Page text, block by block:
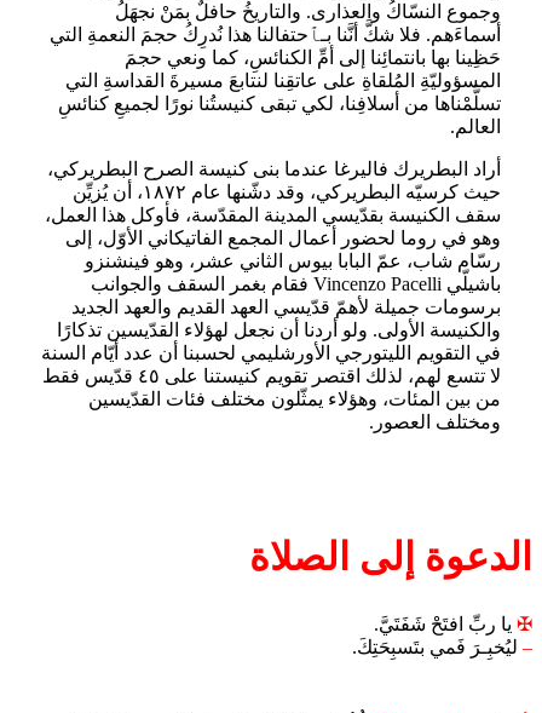
وجموع النسّاكُ والعذارى. والتاريخُ حافلٌ بمَنْ نجهَلُ
أسماءَهم. فلا شكَّ أنَّنا بـﭑحتفالنا هذا نُدرِكُ حجمَ النعمةِ التي
حَظِينا بها بانتمائِنا إلى أمِّ الكنائسِ، كما ونعي حجمَ
المسؤوليّةِ المُلقاةِ على عاتقِنا لنتابعَ مسيرةَ القداسةِ التي
تسلَّمْناها من أسلافِنا، لكي تبقى كنيستُنا نورًا لجميعِ كنائسِ
العالم.
أراد البطريرك فاليرغا عندما بنى كنيسة الصرح البطريركي،
حيث كرسيّه البطريركي، وقد دشّنها عام ١٨٧٢، أن يُزيِّن
سقف الكنيسة بقدّيسي المدينة المقدّسة، فأوكل هذا العمل،
وهو في روما لحضور أعمال المجمع الفاتيكاني الأوّل، إلى
رسّام شاب، عمّ البابا بيوس الثاني عشر، وهو فينشنزو
باشيلّي Vincenzo Pacelli فقام بغمر السقف والجوانب
برسومات جميلة لأهمّ قدّيسي العهد القديم والعهد الجديد
والكنيسة الأولى. ولو أردنا أن نجعل لهؤلاء القدّيسين تذكارًا
في التقويم الليتورجي الأورشليمي لحسبنا أن عدد أيّام السنة
لا تتسع لهم، لذلك اقتصر تقويم كنيستنا على ٤٥ قدّيس فقط
من بين المئات، وهؤلاء يمثّلون مختلف فئات القدّيسين
ومختلف العصور.
الدعوة إلى الصلاة
✠ يا ربِّ افتَحْ شَفَتَيَّ.
– ليُخبِـرَ فَمي بتَسبِحَتِكَ.